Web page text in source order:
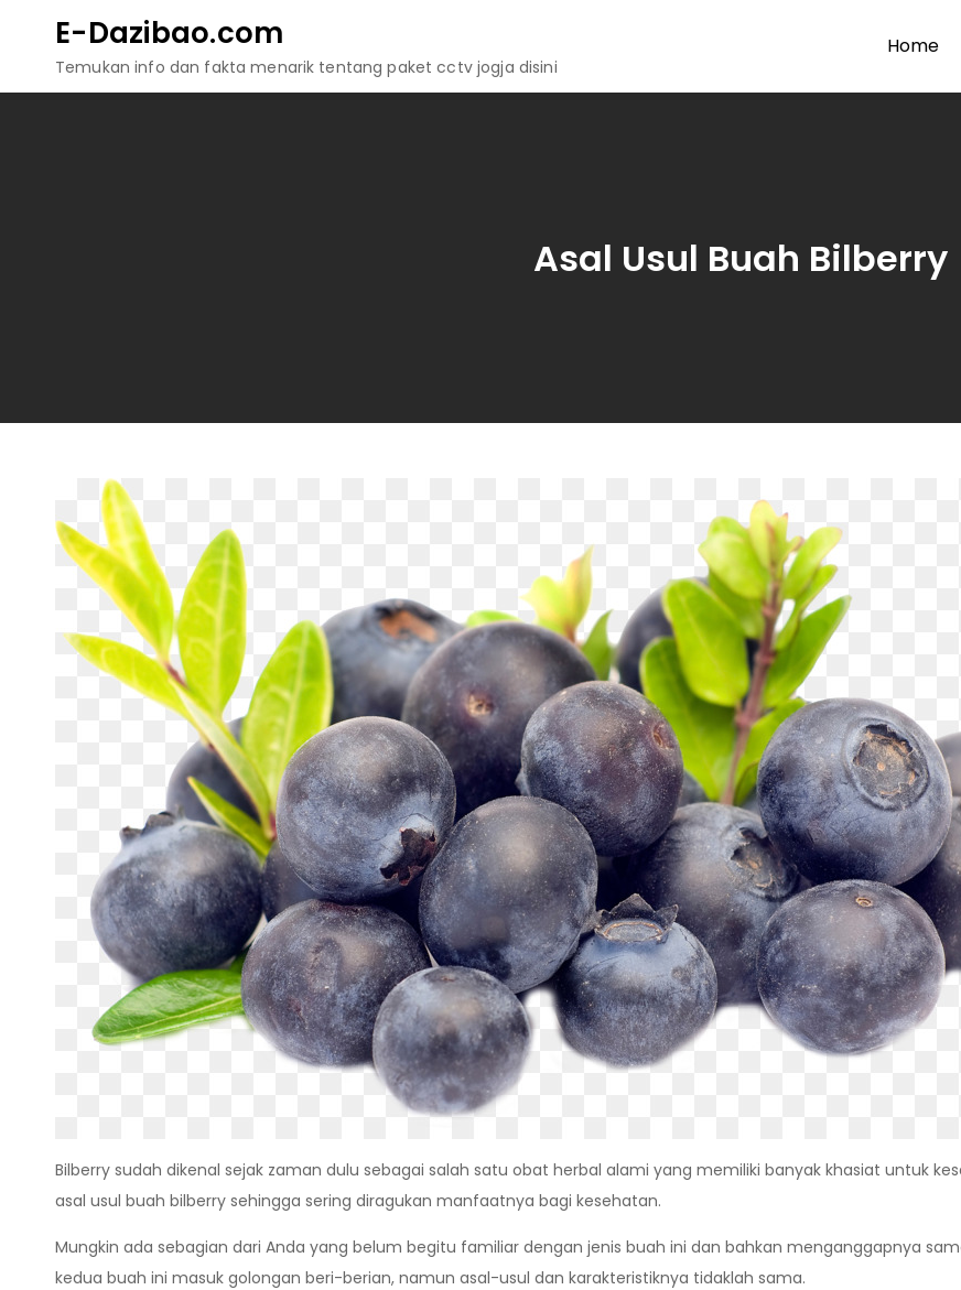
content
E-Dazibao.com
Temukan info dan fakta menarik tentang paket cctv jogja disini
Home
Asal Usul Buah Bilberry
Bilberry sudah dikenal sejak zaman dulu sebagai salah satu obat herbal alami yang memiliki banyak khasiat untuk
asal usul buah bilberry sehingga sering diragukan manfaatnya bagi kesehatan.
Mungkin ada sebagian dari Anda yang belum begitu familiar dengan jenis buah ini dan bahkan menganggapnya
kedua buah ini masuk golongan beri-berian, namun asal-usul dan karakteristiknya tidaklah sama.